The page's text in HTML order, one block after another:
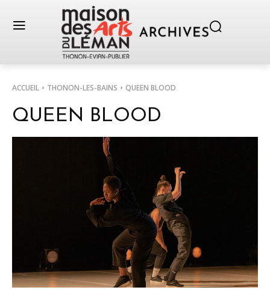
ACCUEIL THONON-LES-BAINS QUEEN BLOOD
QUEEN BLOOD